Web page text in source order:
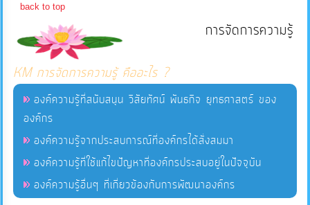
บริการ
แผนการ
ใช้
จ่าย
งบ
ประมาณ
ประจำ
ปี
back to top
การจัดการความรู้
KM การจัดการความรู้ คืออะไร ?
องค์ความรู้ที่สนับสนุน วิสัยทัศน์ พันธกิจ ยุทธศาสตร์ ของ
องค์กร
องค์ความรู้จากประสบการณ์ที่องค์กรได้สั่งสมมา
องค์ความรู้ที่ใช้แก้ไขปัญหาที่องค์กรประสบอยู่ในปัจจุบัน
องค์ความรู้อื่นๆ ที่เกี่ยวข้องกับการพัฒนาองค์กร